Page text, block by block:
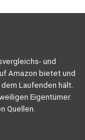
und
Amazon bietet und
Laufenden hält.
Eigentümer.
Quellen.